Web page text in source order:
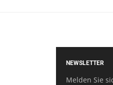
NEWSLETTER
Melden Sie